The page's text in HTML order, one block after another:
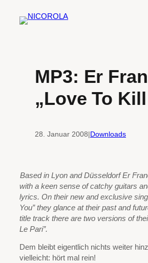
Inhalt
MP3: Er
„Love To
28. Januar 2008|Downloads
Based in Lyon and Düsseldorf Er
with a keen sense of catchy guitars
lyrics. On their new and exclusive
You” they glance at their past and
title track there are two versions of
Le Pari”.
Dem bleibt eigentlich nichts weiter
vielleicht: hört mal rein!